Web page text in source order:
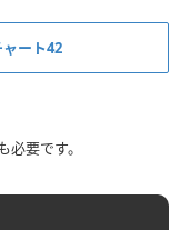
ート42
要です。